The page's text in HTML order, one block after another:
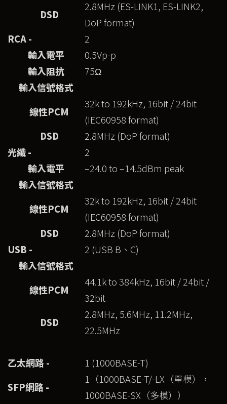
DSD
2.8MHz (ES-LINK1, ES-LINK2,
DoP format)
RCA -
2
輸入電平
0.5Vp-p
輸入阻抗
75Ω
輸入信號格式
線性PCM
32k to 192kHz, 16bit / 24bit
(IEC60958 format)
DSD
2.8MHz (DoP format)
光纖 -
2
輸入電平
–24.0 to –14.5dBm peak
輸入信號格式
線性PCM
32k to 192kHz, 16bit / 24bit
(IEC60958 format)
DSD
2.8MHz (DoP format)
USB -
2 (USB B、C)
輸入信號格式
線性PCM
44.1k to 384kHz, 16bit / 24bit /
32bit
DSD
2.8MHz, 5.6MHz, 11.2MHz,
22.5MHz
乙太網路 -
1 (1000BASE-T)
SFP網路 -
1（1000BASE-T/-LX（單模），
1000BASE-SX（多模））